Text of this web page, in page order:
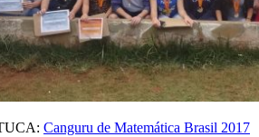
Canguru de Matemática Brasil 2017